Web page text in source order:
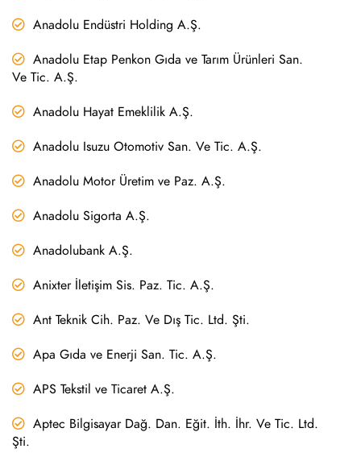
Anadolu Endüstri Holding A.Ş.
Anadolu Etap Penkon Gıda ve Tarım Ürünleri San.
Ve Tic. A.Ş.
Anadolu Hayat Emeklilik A.Ş.
Anadolu Isuzu Otomotiv San. Ve Tic. A.Ş.
Anadolu Motor Üretim ve Paz. A.Ş.
Anadolu Sigorta A.Ş.
Anadolubank A.Ş.
Anixter İletişim Sis. Paz. Tic. A.Ş.
Ant Teknik Cih. Paz. Ve Dış Tic. Ltd. Şti.
Apa Gıda ve Enerji San. Tic. A.Ş.
APS Tekstil ve Ticaret A.Ş.
Aptec Bilgisayar Dağ. Dan. Eğit. İth. İhr. Ve Tic. Ltd.
Şti.